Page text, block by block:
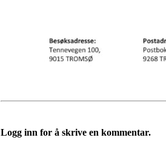
Logg inn for å skrive en kommentar.